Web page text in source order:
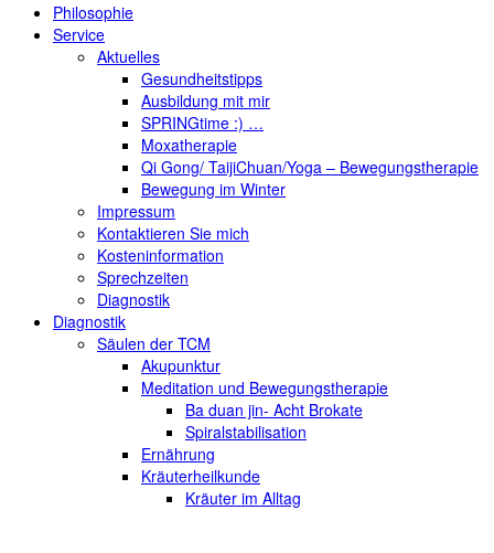
Philosophie
Service
Aktuelles
Gesundheitstipps
Ausbildung mit mir
SPRINGtime :) …
Moxatherapie
Qi Gong/ TaijiChuan/Yoga – Bewegungstherapie
Bewegung im Winter
Impressum
Kontaktieren Sie mich
Kosteninformation
Sprechzeiten
Diagnostik
Diagnostik
Säulen der TCM
Akupunktur
Meditation und Bewegungstherapie
Ba duan jin- Acht Brokate
Spiralstabilisation
Ernährung
Kräuterheilkunde
Kräuter im Alltag